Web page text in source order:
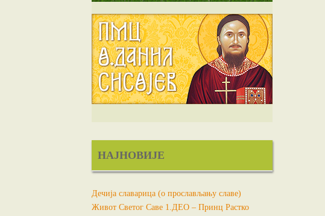
НАЈНОВИЈЕ
Дечија славарица (о прослављању славе)
Живот Светог Саве 1.ДЕО – Принц Растко